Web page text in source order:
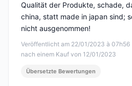
Veröffentlicht am 22/01/2023 à 07h56
nach einem Kauf von 12/01/2023
Qualität der Produkte, schade,
china, statt made in japan sind;
nicht ausgenommen!
Übersetzte Bewertungen